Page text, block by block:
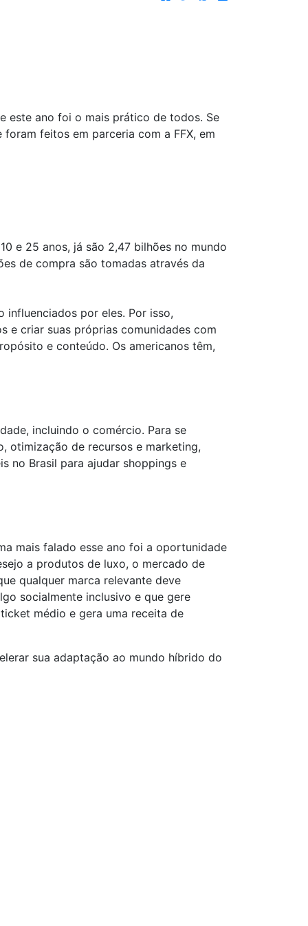
este ano foi o mais prático de todos. Se
feitos em parceria com a FFX, em
e 25 anos, já são 2,47 bilhões no mundo
de compra são tomadas através da
influenciados por eles. Por isso,
e criar suas próprias comunidades com
e conteúdo. Os americanos têm,
incluindo o comércio. Para se
otimização de recursos e marketing,
no Brasil para ajudar shoppings e
mais falado esse ano foi a oportunidade
a produtos de luxo, o mercado de
qualquer marca relevante deve
socialmente inclusivo e que gere
médio e gera uma receita de
sua adaptação ao mundo híbrido do